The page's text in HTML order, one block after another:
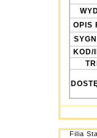
OPIS
KOD/
Filia